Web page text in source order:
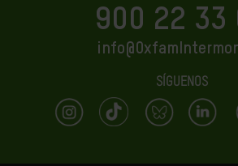
900 22 33
SÍGUENOS